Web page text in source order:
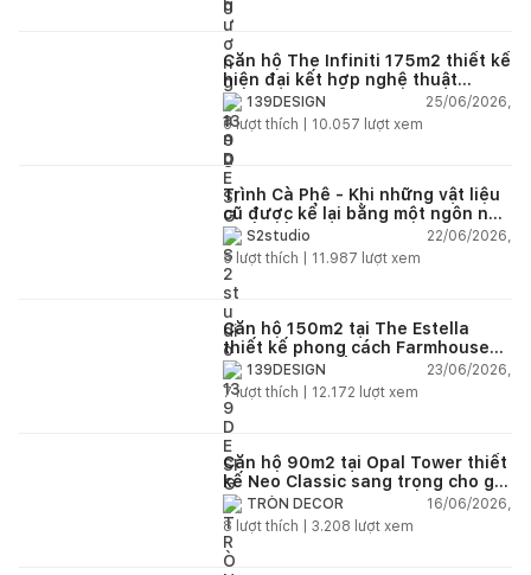
Căn hộ The Infiniti 175m2 thiết kế
hiện đại kết hợp nghệ thuật
Modern Art đầy cảm xúc
139DESIGN
25/06/2026,
6lượt thích | 10.057 lượt xem
Trình Cà Phê - Khi những vật liệu
cũ được kể lại bằng một ngôn ngữ
thiết kế mới
S2studio
22/06/2026,
5 lượt thích | 11.987 lượt xem
Căn hộ 150m2 tại The Estella
thiết kế phong cách Farmhouse
thanh lịch và ấm áp
139DESIGN
23/06/2026,
7lượt thích | 12.172 lượt xem
Căn hộ 90m2 tại Opal Tower thiết
kế Neo Classic sang trọng cho gia
đình trẻ
TRÒN DECOR
16/06/2026,
8 lượt thích | 3.208 lượt xem